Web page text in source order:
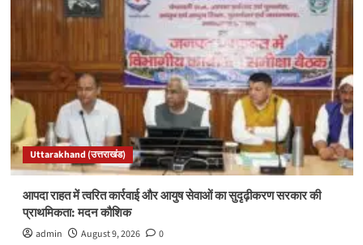
Uttarakhand (उत्तराखंड)
आपदा राहत में त्वरित कार्रवाई और आयुष सेवाओं का सुदृढ़ीकरण सरकार की
प्राथमिकता: मदन कौशिक
admin August 9, 2026 0